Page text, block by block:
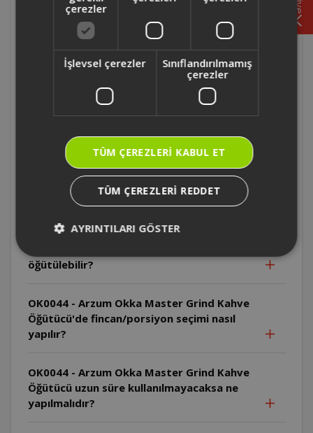
OK0044 - Arzum Okka Master Grind Kahve
Öğütücü'de kullanım öncesi dikkat edilmesi
gereken ilk şey nedir?
OK0044 - Arzum Okka Master Grind Kahve
OK0044 - Arzum Okka Master Grind Kahve
Öğütücü'de kaç farklı öğütme seviyesi
OK0044 - Arzum Okka Master Grind Kahve
öğütülebilir?
OK0044 - Arzum Okka Master Grind Kahve
Öğütücü'de fincan/porsiyon seçimi nasıl
yapılır?
OK0044 - Arzum Okka Master Grind Kahve
Öğütücü uzun süre kullanılmayacaksa ne
yapılmalıdır?
çerezler
İşlevsel çerezler
Sınıflandırılmamış
çerezler
TÜM ÇEREZLERI KABUL ET
TÜM ÇEREZLERI REDDET
AYRINTILARI GÖSTER